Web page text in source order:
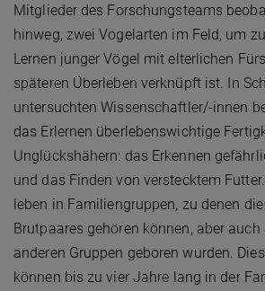
Mitglieder des Forschungsteams
hinweg, zwei Vogelarten im Feld, um
Lernen junger Vögel mit elterlichen
späteren Überleben verknüpft ist. In
untersuchten Wissenschaftler/-innen
das Erlernen überlebenswichtige
Unglückshähern: das Erkennen
und das Finden von verstecktem
leben in Familiengruppen, zu denen
Brutpaares gehören können, aber
anderen Gruppen geboren wurden.
können bis zu vier Jahre lang in der